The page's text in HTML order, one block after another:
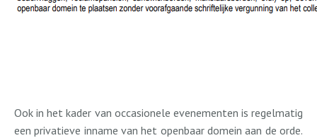
Ook in het kader van occasionele evenementen is regelmatig
een privatieve inname van het openbaar domein aan de orde.